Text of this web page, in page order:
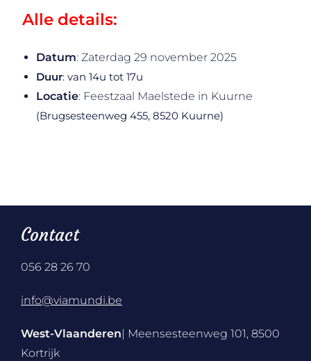
Alle details:
Datum: Zaterdag 29 november 2025
Duur: van 14u tot 17u
Locatie: Feestzaal Maelstede in Kuurne
(Brugsesteenweg 455, 8520 Kuurne)
Contact
056 28 26 70
info@viamundi.be
West-Vlaanderen| Meensesteenweg 101, 8500
Kortrijk